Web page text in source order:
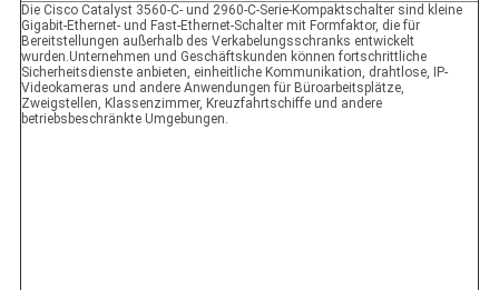
Die Cisco Catalyst 3560-C- und 2960-C-Serie-Kompaktschalter sind kleine
Gigabit-Ethernet- und Fast-Ethernet-Schalter mit Formfaktor, die für
Bereitstellungen außerhalb des Verkabelungsschranks entwickelt
wurden.Unternehmen und Geschäftskunden können fortschrittliche
Sicherheitsdienste anbieten, einheitliche Kommunikation, drahtlose, IP-
Videokameras und andere Anwendungen für Büroarbeitsplätze,
Zweigstellen, Klassenzimmer, Kreuzfahrtschiffe und andere
betriebsbeschränkte Umgebungen.